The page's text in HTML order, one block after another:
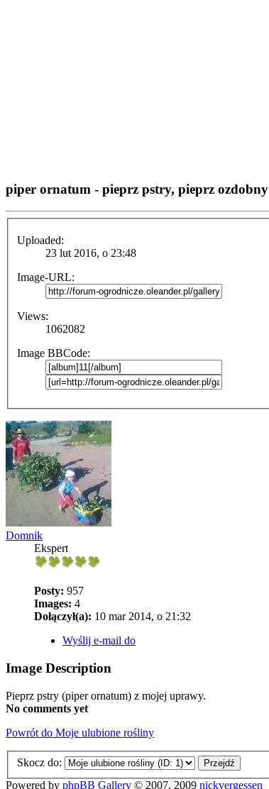
piper ornatum - pieprz pstry, pieprz ozdobny
Uploaded:
23 lut 2016, o 23:48
Image-URL:
Views:
1062082
Image BBCode:
Domnik
Ekspert
Posty: 957
Images: 4
Dołączył(a): 10 mar 2014, o 21:32
Wyślij e-mail do
Image Description
Pieprz pstry (piper ornatum) z mojej uprawy.
No comments yet
Powrót do Moje ulubione rośliny
Skocz do:
Powered by phpBB Gallery © 2007, 2009 nickvergessen